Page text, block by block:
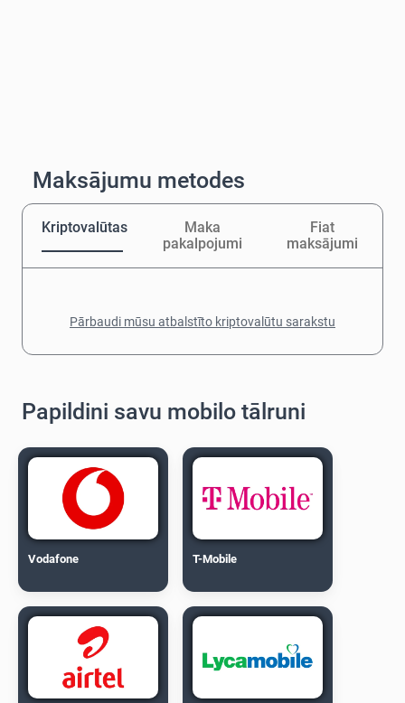
Maksājumu metodes
Kriptovalūtas
Maka
pakalpojumi
Fiat
maksājumi
Pārbaudi mūsu atbalstīto kriptovalūtu sarakstu
Papildini savu mobilo tālruni
Vodafone T-Mobile